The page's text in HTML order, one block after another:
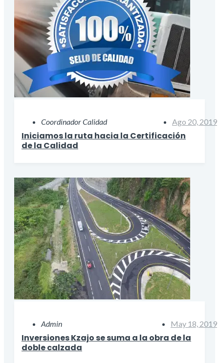
Coordinador Calidad Ago 20, 2019
Iniciamos la ruta hacia la Certificación
de la Calidad
Admin May 18, 2019
Inversiones Kzajo se suma a la obra de la
doble calzada